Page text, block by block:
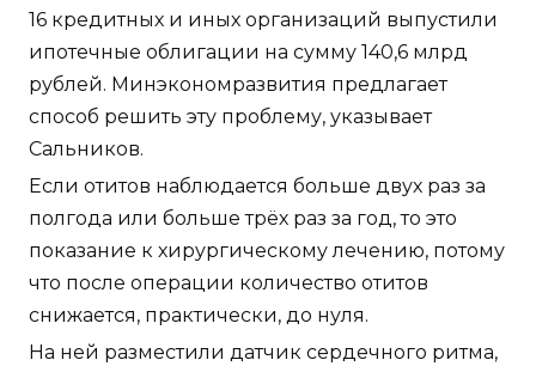
16 кредитных и иных организаций выпустили
ипотечные облигации на сумму 140,6 млрд
рублей. Минэкономразвития предлагает
способ решить эту проблему, указывает
Сальников.
Если отитов наблюдается больше двух раз за
полгода или больше трёх раз за год, то это
показание к хирургическому лечению, потому
что после операции количество отитов
снижается, практически, до нуля.
На ней разместили датчик сердечного ритма,